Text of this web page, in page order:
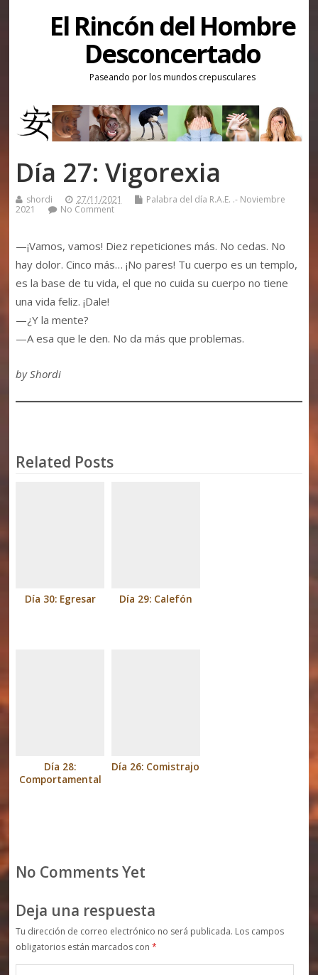
El Rincón del Hombre
Desconcertado
Paseando por los mundos crepusculares
Día 27: Vigorexia
shordi 27/11/2021
Palabra del día R.A.E. .- Noviembre
2021
No Comment
—¡Vamos, vamos! Diez repeticiones más. No cedas. No
hay dolor. Cinco más… ¡No pares! Tu cuerpo es un templo,
es la base de tu vida, el que no cuida su cuerpo no tiene
una vida feliz. ¡Dale!
—¿Y la mente?
—A esa que le den. No da más que problemas.
by Shordi
Related Posts
Día 30: Egresar Día 29: Calefón
Día 28:
Comportamental
Día 26: Comistrajo
No Comments Yet
Deja una respuesta
Tu dirección de correo electrónico no será publicada. Los campos
obligatorios están marcados con *